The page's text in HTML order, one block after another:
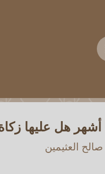
أشهر هل عليها
العثيمين